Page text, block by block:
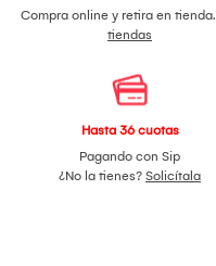
Compra online y retira en tienda.
tiendas
Hasta 36 cuotas
Pagando con Sip
¿No la tienes? Solicítala